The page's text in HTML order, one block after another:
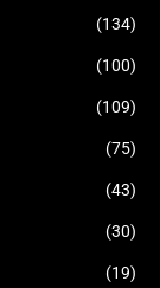
(134)
(100)
(109)
(75)
(43)
(30)
(19)